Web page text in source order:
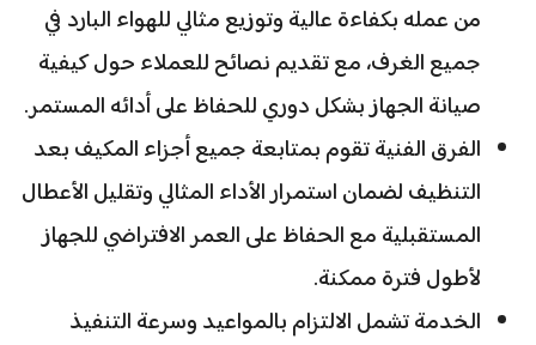
من عمله بكفاءة عالية وتوزيع مثالي للهواء البارد في
جميع الغرف، مع تقديم نصائح للعملاء حول كيفية
صيانة الجهاز بشكل دوري للحفاظ على أدائه المستمر.
الفرق الفنية تقوم بمتابعة جميع أجزاء المكيف بعد
التنظيف لضمان استمرار الأداء المثالي وتقليل الأعطال
المستقبلية مع الحفاظ على العمر الافتراضي للجهاز
لأطول فترة ممكنة.
الخدمة تشمل الالتزام بالمواعيد وسرعة التنفيذ